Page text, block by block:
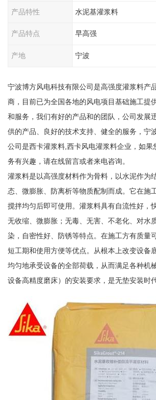
产品特性 水泥基灌浆料
产品特点 早高强
产地 宁波
宁波博方风电科技有限公司是高强度灌浆料产
商，目前已为全国各地的风电项目基础施工提
和服务，我们有好的产品和的团队，公司发展
供的产品、良好的技术支持、健全的服务，宁
公司是西卡灌浆料,西卡风电灌浆料企业，如果
务有兴趣，请在线留言或者来电咨询。
灌浆料是以高强度材料作为骨料，以水泥作为
态、微膨胀、防离析等物质配制而成。它在施
搅拌均匀后即可使用。灌浆料具有自流性好，
无收缩、微膨胀；无毒、无害、不老化、对水
染，自密性好、防锈等特点。在施工方有质量
短工期和使用方便等优点。从根本上改变设备
均匀地承受设备的全部荷载，从而满足各种机
设备高精度磨床）的安装要求，是无垫安装时